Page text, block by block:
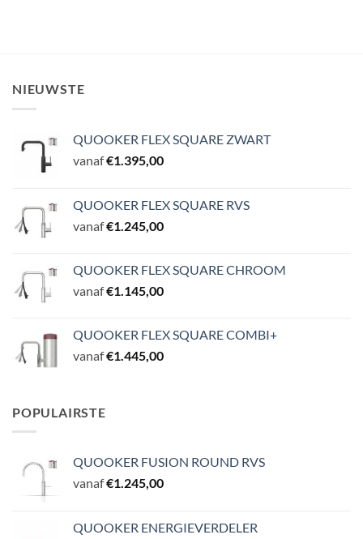
NIEUWSTE
QUOOKER FLEX SQUARE ZWART
vanaf€1.395,00
QUOOKER FLEX SQUARE RVS
vanaf€1.245,00
QUOOKER FLEX SQUARE CHROOM
vanaf€1.145,00
QUOOKER FLEX SQUARE COMBI+
vanaf€1.445,00
POPULAIRSTE
QUOOKER FUSION ROUND RVS
vanaf€1.245,00
QUOOKER ENERGIEVERDELER